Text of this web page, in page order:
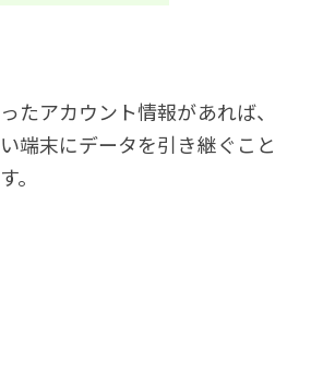
たアカウント情報があれば、
端末にデータを引き継ぐこと
。